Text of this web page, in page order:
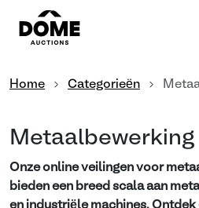
Home Categorieën
Metaalbewerking
Onze online veilingen voor
bieden een breed scala aan
en industriële machines.